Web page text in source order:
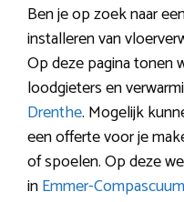
Ben je op zoek naar
installeren van
Op deze pagina tonen
loodgieters en
Drenthe. Mogelijk
een offerte voor je
of spoelen. Op deze
inEmmer-Compascuum